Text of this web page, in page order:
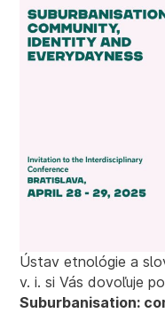
Ústav etnológie a
v. i. si Vás dovoľuje
Suburbanisation: